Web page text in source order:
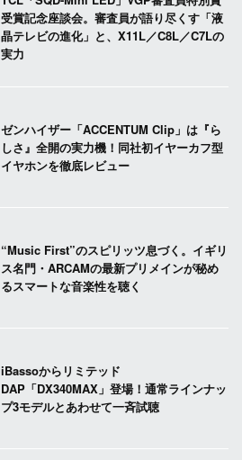
受賞記念座談会。審査員が語り尽くす「液
晶テレビの進化」と、X11L／C8L／C7Lの
実力
ゼンハイザー「ACCENTUM Clip」は『ら
しさ』全開の実力機！同社初イヤーカフ型
イヤホンを徹底レビュー
“Music First”のスピリッツ息づく。イギリ
ス名門・ARCAMの最新プリメインが秘め
るスマートな音楽性を聴く
iBassoからリミテッド
DAP「DX340MAX」登場！通常ラインナッ
プ3モデルとあわせて一斉試聴